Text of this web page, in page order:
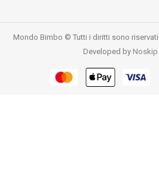
Mondo Bimbo © Tutti i diritti sono riservati
Developed by Noskip